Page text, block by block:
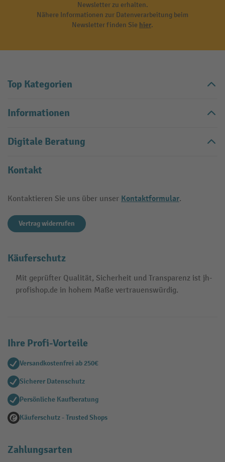
Newsletter zu erhalten.
Nähere Informationen zur Datenverarbeitung beim
Newsletter finden Sie hier.
Top Kategorien
Informationen
Digitale Beratung
Kontakt
Kontaktieren Sie uns über unser Kontaktformular.
Vertrag widerrufen
Käuferschutz
Mit geprüfter Qualität, Sicherheit und Transparenz ist jh-
profishop.de in hohem Maße vertrauenswürdig.
Ihre Profi-Vorteile
Versandkostenfrei ab 250€
Sicherer Datenschutz
Persönliche Kaufberatung
Käuferschutz - Trusted Shops
Zahlungsarten